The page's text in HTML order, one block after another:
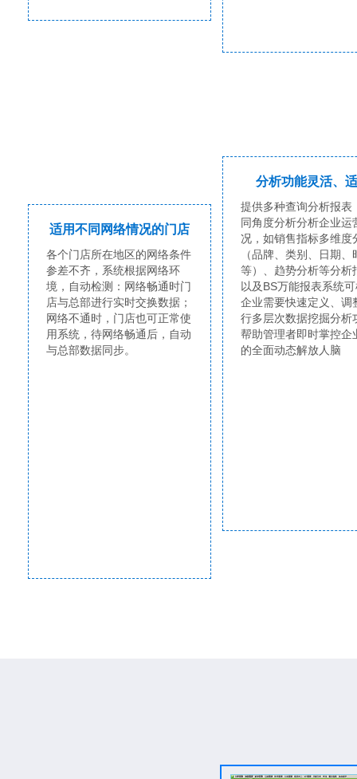
适用不同网络情况的门店
各个门店所在地区的网络条件
参差不齐，系统根据网络环
境，自动检测：网络畅通时门
店与总部进行实时交换数据；
网络不通时，门店也可正常使
用系统，待网络畅通后，自动
与总部数据同步。
分析功能灵活、
提供多种查询分析报表
同角度分析分析企业运
况，如销售指标多维度
（品牌、类别、日期、
等）、趋势分析等分析
以及BS万能报表系统
企业需要快速定义、调
行多层次数据挖掘分析
帮助管理者即时掌控企
的全面动态解放人脑